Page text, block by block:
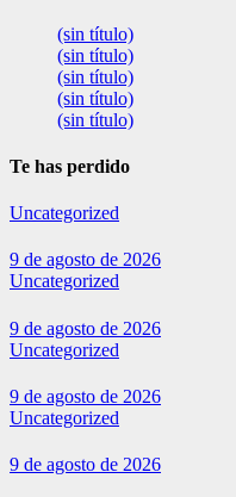
(sin título)
(sin título)
(sin título)
(sin título)
(sin título)
Te has perdido
Uncategorized
9 de agosto de 2026
Uncategorized
9 de agosto de 2026
Uncategorized
9 de agosto de 2026
Uncategorized
9 de agosto de 2026